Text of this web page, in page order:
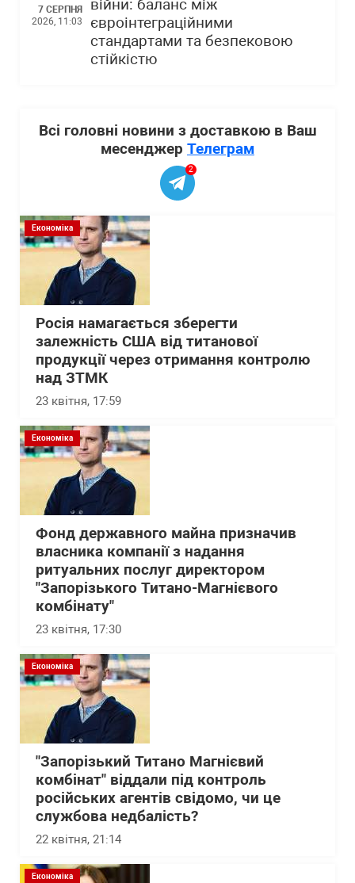
7 СЕРПНЯ
2026, 11:03
війни: баланс між
євроінтеграційними
стандартами та безпековою
стійкістю
Всі головні новини з доставкою в Ваш
месенджер Телеграм
2
Економіка
Росія намагається зберегти
залежність США від титанової
продукції через отримання контролю
над ЗТМК
23 квітня, 17:59
Економіка
Фонд державного майна призначив
власника компанії з надання
ритуальних послуг директором
"Запорізького Титано-Магнієвого
комбінату"
23 квітня, 17:30
Економіка
"Запорізький Титано Магнієвий
комбінат" віддали під контроль
російських агентів свідомо, чи це
службова недбалість?
22 квітня, 21:14
Економіка